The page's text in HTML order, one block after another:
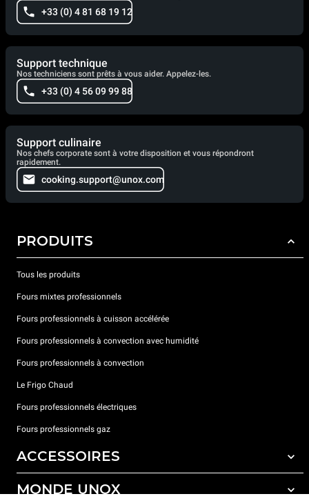
+33 (0) 4 81 68 19 12
Support technique
Nos techniciens sont prêts à vous aider. Appelez-les.
+33 (0) 4 56 09 99 88
Support culinaire
Nos chefs corporate sont à votre disposition et vous répondront
rapidement.
cooking.support@unox.com
PRODUITS
Tous les produits
Fours mixtes professionnels
Fours professionnels à cuisson accélérée
Fours professionnels à convection avec humidité
Fours professionnels à convection
Le Frigo Chaud
Fours professionnels électriques
Fours professionnels gaz
ACCESSOIRES
Tous les accessoires
MONDE UNOX